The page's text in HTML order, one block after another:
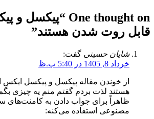
One thought on “
پیکسل و
قابل روت شدن هستند”
شایان حسینی گفت:
خرداد 8, 1405 در 5:40 ب.ظ
از خوندن مقاله پیکسل و پیکسل
هستند لذت بردم گفتم منم یه چیزی
ظاهراً برای جواب دادن به کامنت‌های
مصنوعی استفاده می‌کنه: